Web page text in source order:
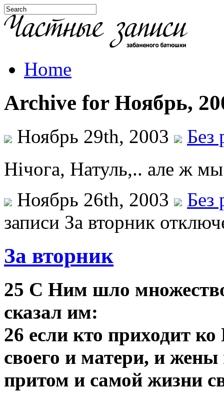
Home
Archive for Ноябрь,
Ноябрь 29th, 2003
Без
Нічога, Натуль,.. але ж
Ноябрь 26th, 2003
Без
записи За вторник
За вторник
25 С Ним шло
сказал им:
26 если кто приходит
своего и матери, и жены
притом и самой жизни